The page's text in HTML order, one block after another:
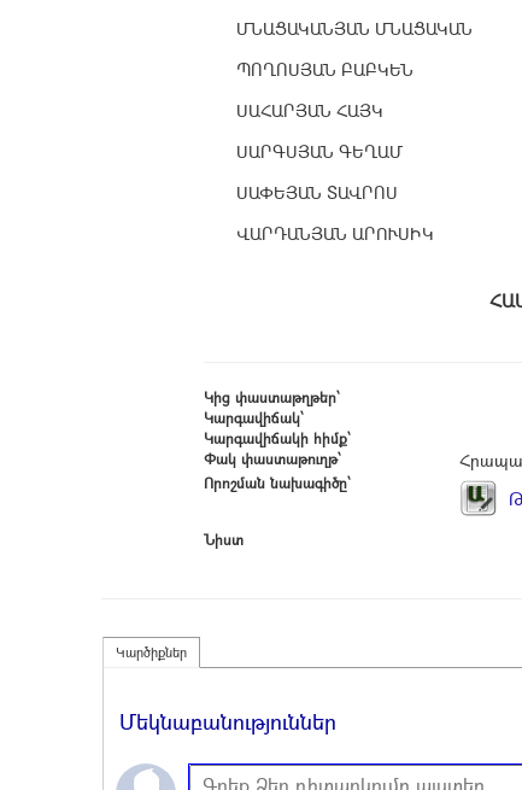
ՄՆԱՑԱԿԱՆՅԱՆ ՄՆԱՑԱԿԱՆ
ՊՈՂՈՍՅԱՆ ԲԱԲԿԵՆ
ՍԱՀԱՐՅԱՆ ՀԱՅԿ
ՍԱՐԳՍՅԱՆ ԳԵՂԱՄ
ՍԱՓԵՅԱՆ ՏԱՎՐՈՍ
ՎԱՐԴԱՆՅԱՆ ԱՐՈՒՍԻԿ
Կից փաստաթղթեր՝
Կարգավիճակ՝
Կարգավիճակի հիմք՝
Փակ փաստաթուղթ՝
Որոշման նախագիծը՝
Նիստ
Կարծիքներ
Մեկնաբանություններ